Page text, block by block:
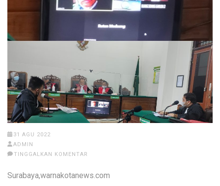
31 AGU 2022
ADMIN
TINGGALKAN KOMENTAR
Surabaya,warnakotanews.com